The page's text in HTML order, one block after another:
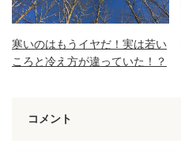
寒いのはもうイヤだ！実は若い
ころと冷え方が違っていた！？
コメント